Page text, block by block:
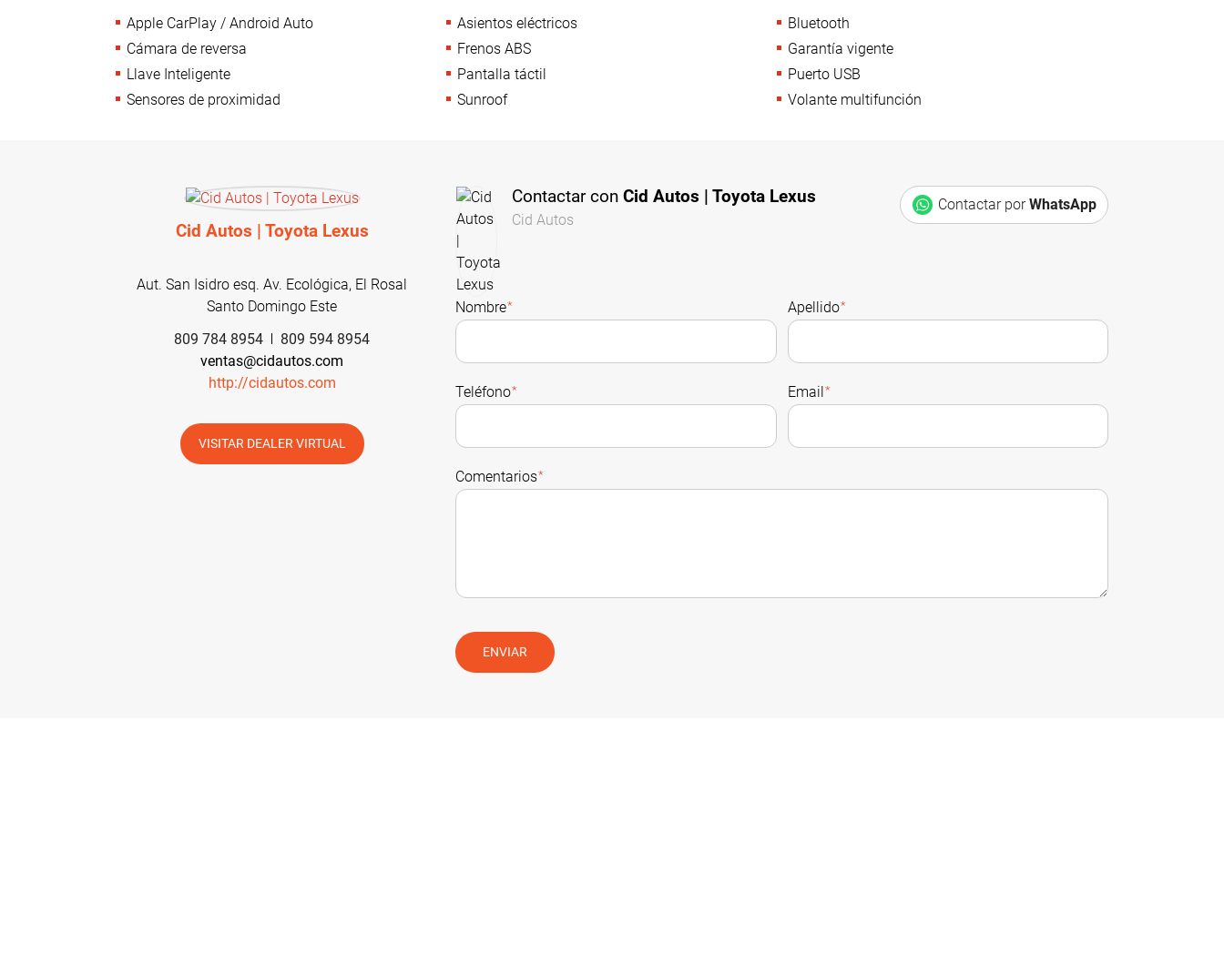
Apple CarPlay / Android Auto Asientos eléctricos
Bluetooth
Cámara de reversa
Frenos ABS
Garantía vigente
Llave Inteligente
Pantalla táctil
Puerto USB
Sensores de proximidad
Sunroof Volante multifunción
Cid Autos | Toyota Lexus
Aut. San Isidro esq. Av. Ecológica, El Rosal
Santo Domingo Este
809 784 8954
809 594 8954
ventas@cidautos.com
http://cidautos.com
VISITAR DEALER VIRTUAL
Contactar conCid Autos | Toyota Lexus
Cid Autos
Contactar porWhatsApp
Nombre* Apellido*
Teléfono* Email*
Comentarios*
ENVIAR